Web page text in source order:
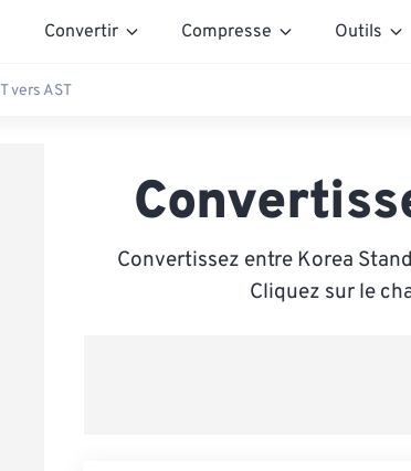
Convertir Compresse Outils
vers AST
Convertissez entre Korea
Cliquez sur le